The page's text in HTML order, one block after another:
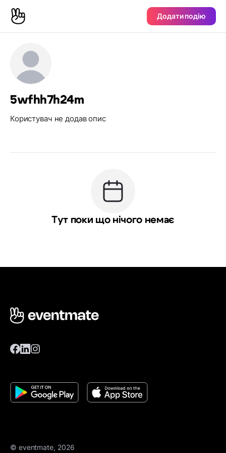
Додати подію
5wfhh7h24m
Користувач не додав опис
Тут поки що нічого немає
© eventmate, 2026